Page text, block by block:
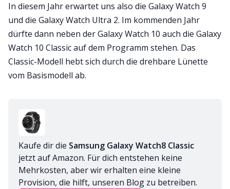
In diesem Jahr erwartet uns also die Galaxy Watch 9
und die Galaxy Watch Ultra 2. Im kommenden Jahr
dürfte dann neben der Galaxy Watch 10 auch die Galaxy
Watch 10 Classic auf dem Programm stehen. Das
Classic-Modell hebt sich durch die drehbare Lünette
vom Basismodell ab.
Kaufe dir die Samsung Galaxy Watch8 Classic
jetzt auf Amazon. Für dich entstehen keine
Mehrkosten, aber wir erhalten eine kleine
Provision, die hilft, unseren Blog zu betreiben.